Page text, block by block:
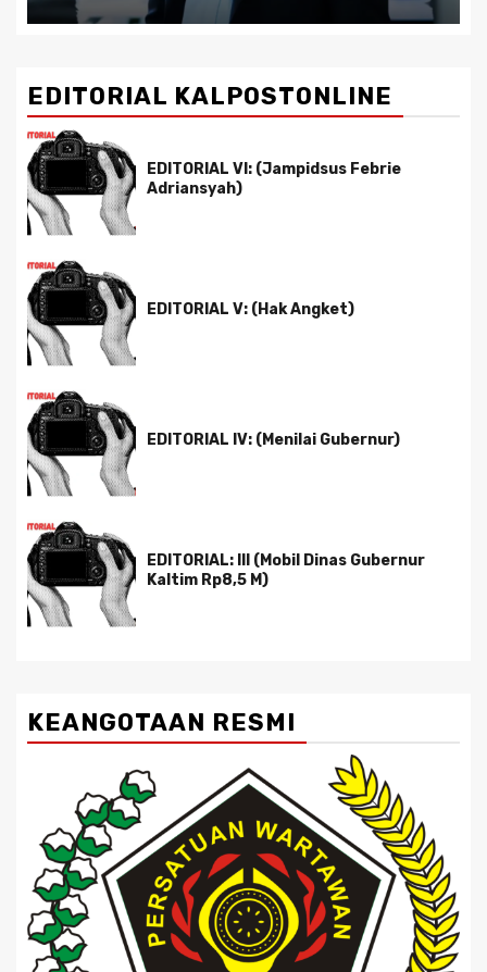
EDITORIAL KALPOSTONLINE
EDITORIAL VI: (Jampidsus Febrie
Adriansyah)
EDITORIAL V: (Hak Angket)
EDITORIAL IV: (Menilai Gubernur)
EDITORIAL: III (Mobil Dinas Gubernur
Kaltim Rp8,5 M)
KEANGOTAAN RESMI